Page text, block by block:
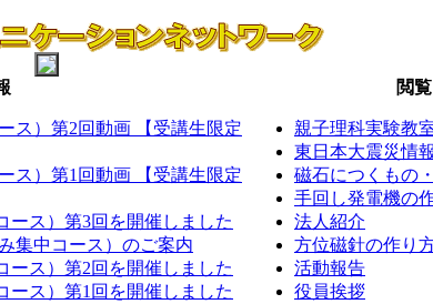
ス）第2回動画 【受講生限定
ス）第1回動画 【受講生限定
ース）第3回を開催しました
集中コース）のご案内
ース）第2回を開催しました
ース）第1回を開催しました
閲
親子理科実験教
東日本大震災情
磁石につくもの
手回し発電機の
法人紹介
方位磁針の作り
活動報告
役員挨拶